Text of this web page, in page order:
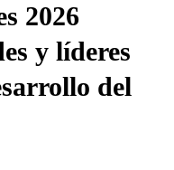
2026
y líderes
del